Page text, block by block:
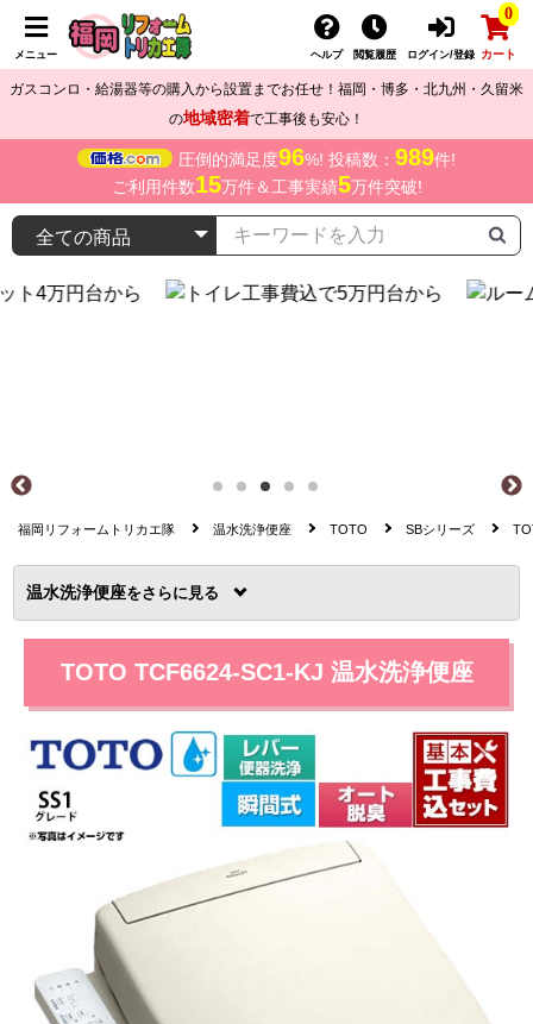
メニュー ヘルプ 閲覧履歴 ログイン/登録
0
カート
ガスコンロ・給湯器等の購入から設置までお任せ！福岡・博多・北九州・久留米
の地域密着で工事後も安心！
圧倒的満足度96%! 投稿数： 989件!
ご利用件数15万件＆工事実績5万件突破!
福岡リフォームトリカエ隊 温水洗浄便座 TOTO SBシリーズ
温水洗浄便座を
TOTO TCF6624-SC1-KJ 温水洗浄便座